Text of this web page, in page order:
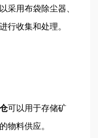
采用布袋除尘器、
行收集和处理。
可以用于存储矿
物料供应。